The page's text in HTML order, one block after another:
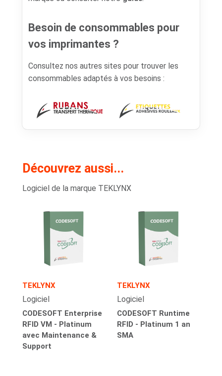
Besoin de consommables pour
vos imprimantes ?
Consultez nos autres sites pour trouver les
consommables adaptés à vos besoins :
Découvrez aussi...
Logiciel de la marque TEKLYNX
TEKLYNX
Logiciel
CODESOFT Enterprise
RFID VM - Platinum
avec Maintenance &
Support
TEKLYNX
Logiciel
CODESOFT Runtime
RFID - Platinum 1 an
SMA